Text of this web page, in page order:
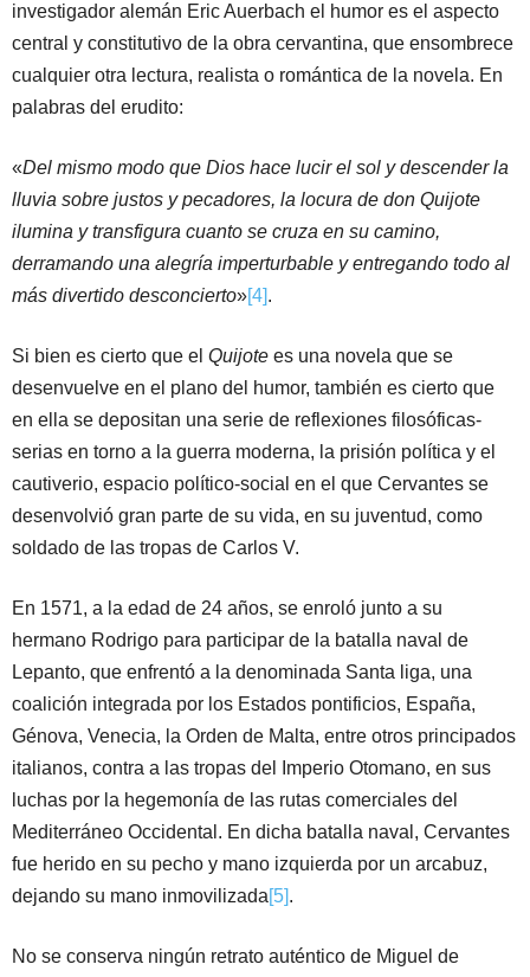
investigador alemán Eric Auerbach el humor es el aspecto
central y constitutivo de la obra cervantina, que ensombrece
cualquier otra lectura, realista o romántica de la novela. En
palabras del erudito:
«Del mismo modo que Dios hace lucir el sol y descender la
lluvia sobre justos y pecadores, la locura de don Quijote
ilumina y transfigura cuanto se cruza en su camino,
derramando una alegría imperturbable y entregando todo al
más divertido desconcierto»[4].
Si bien es cierto que el Quijote es una novela que se
desenvuelve en el plano del humor, también es cierto que
en ella se depositan una serie de reflexiones filosóficas-
serias en torno a la guerra moderna, la prisión política y el
cautiverio, espacio político-social en el que Cervantes se
desenvolvió gran parte de su vida, en su juventud, como
soldado de las tropas de Carlos V.
En 1571, a la edad de 24 años, se enroló junto a su
hermano Rodrigo para participar de la batalla naval de
Lepanto, que enfrentó a la denominada Santa liga, una
coalición integrada por los Estados pontificios, España,
Génova, Venecia, la Orden de Malta, entre otros principados
italianos, contra a las tropas del Imperio Otomano, en sus
luchas por la hegemonía de las rutas comerciales del
Mediterráneo Occidental. En dicha batalla naval, Cervantes
fue herido en su pecho y mano izquierda por un arcabuz,
dejando su mano inmovilizada[5].
No se conserva ningún retrato auténtico de Miguel de